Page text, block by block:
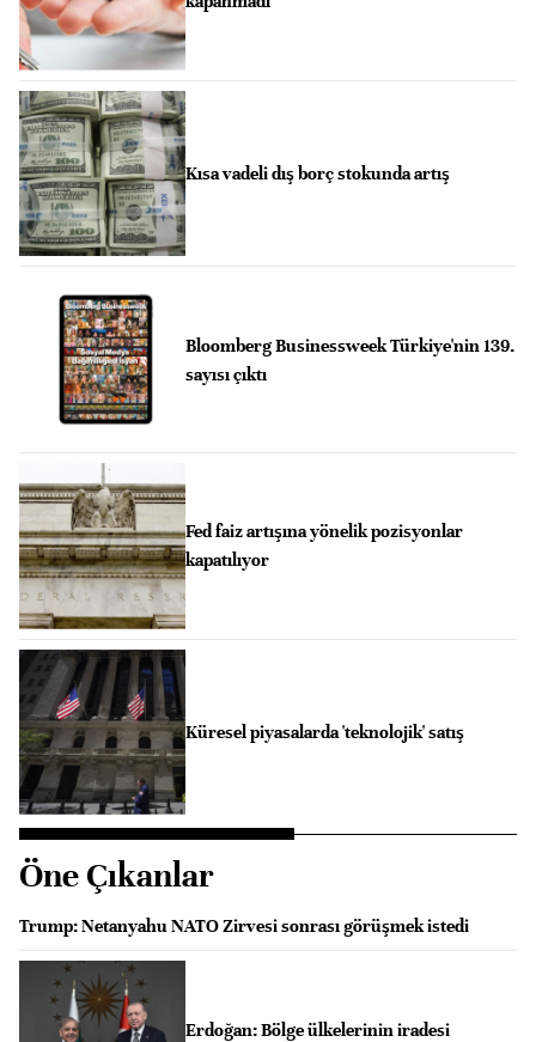
Kısa vadeli dış borç stokunda artış
Bloomberg Businessweek Türkiye'nin 139.
sayısı çıktı
Fed faiz artışına yönelik pozisyonlar
kapatılıyor
Küresel piyasalarda 'teknolojik' satış
Öne Çıkanlar
Trump: Netanyahu NATO Zirvesi sonrası görüşmek istedi
Erdoğan: Bölge ülkelerinin iradesi